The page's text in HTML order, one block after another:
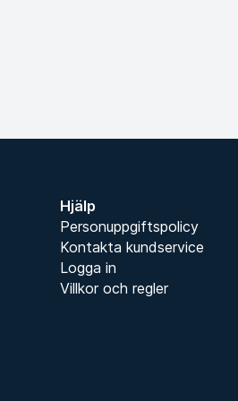
Hjälp
Personuppgiftspolicy
Kontakta kundservice
Logga in
Villkor och regler